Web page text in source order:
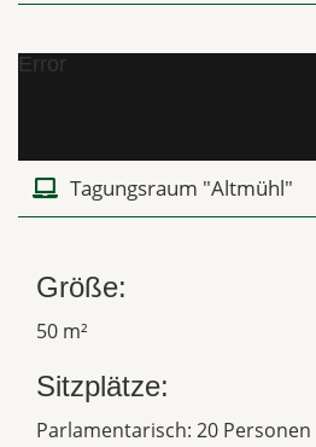
Error
Tagungsraum "Altmühl"
Größe:
50 m²
Sitzplätze:
Parlamentarisch: 20 Personen